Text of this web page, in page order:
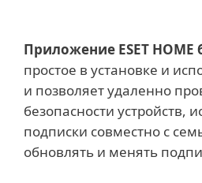
Приложение ESET HOME
простое в установке и
и позволяет удаленно
безопасности устройств,
подписки совместно с
обновлять и менять